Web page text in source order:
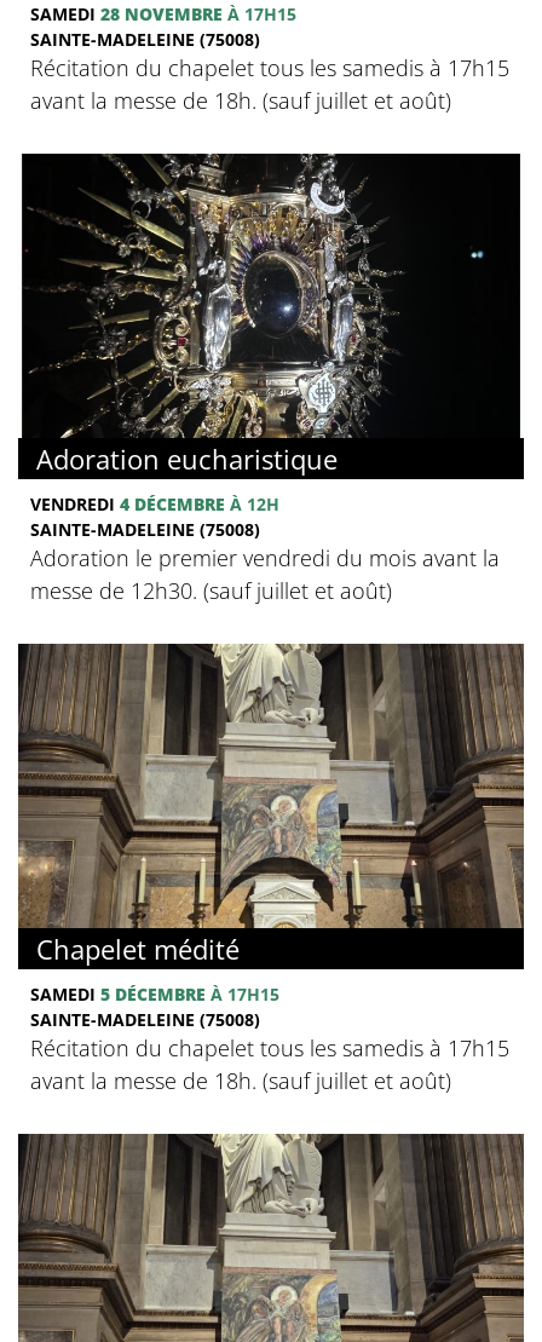
SAMEDI 28 NOVEMBRE À 17H15
SAINTE-MADELEINE (75008)
Récitation du chapelet tous les samedis à 17h15
avant la messe de 18h. (sauf juillet et août)
Adoration eucharistique
VENDREDI 4 DÉCEMBRE À 12H
SAINTE-MADELEINE (75008)
Adoration le premier vendredi du mois avant la
messe de 12h30. (sauf juillet et août)
Chapelet médité
SAMEDI 5 DÉCEMBRE À 17H15
SAINTE-MADELEINE (75008)
Récitation du chapelet tous les samedis à 17h15
avant la messe de 18h. (sauf juillet et août)